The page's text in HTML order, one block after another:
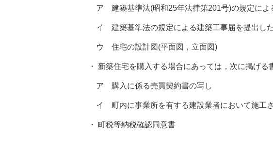
ア 建築基準法(昭和25年法律第201号)の規定によ
イ 建築基準法の規定による建築工事届を提出し
ウ 住宅の設計図(平面図，立面図)
・ 新築住宅を購入する場合にあっては，次に掲げる
ア 購入に係る売買契約書の写し
イ 町内に事業所を有する建設業者において施工
・ 町税等納税確認同意書